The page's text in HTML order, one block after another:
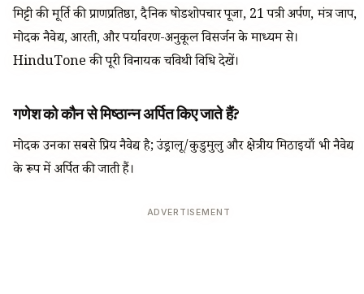
मिट्टी की मूर्ति की प्राणप्रतिष्ठा, दैनिक षोडशोपचार पूजा, 21 पत्री अर्पण, मंत्र जाप,
मोदक नैवेद्य, आरती, और पर्यावरण-अनुकूल विसर्जन के माध्यम से।
HinduTone की पूरी विनायक चविथी विधि देखें।
गणेश को कौन से मिष्ठान्न अर्पित किए जाते हैं?
मोदक उनका सबसे प्रिय नैवेद्य है; उंड्रालू/कुडुमुलु और क्षेत्रीय मिठाइयाँ भी नैवेद्य
के रूप में अर्पित की जाती हैं।
ADVERTISEMENT